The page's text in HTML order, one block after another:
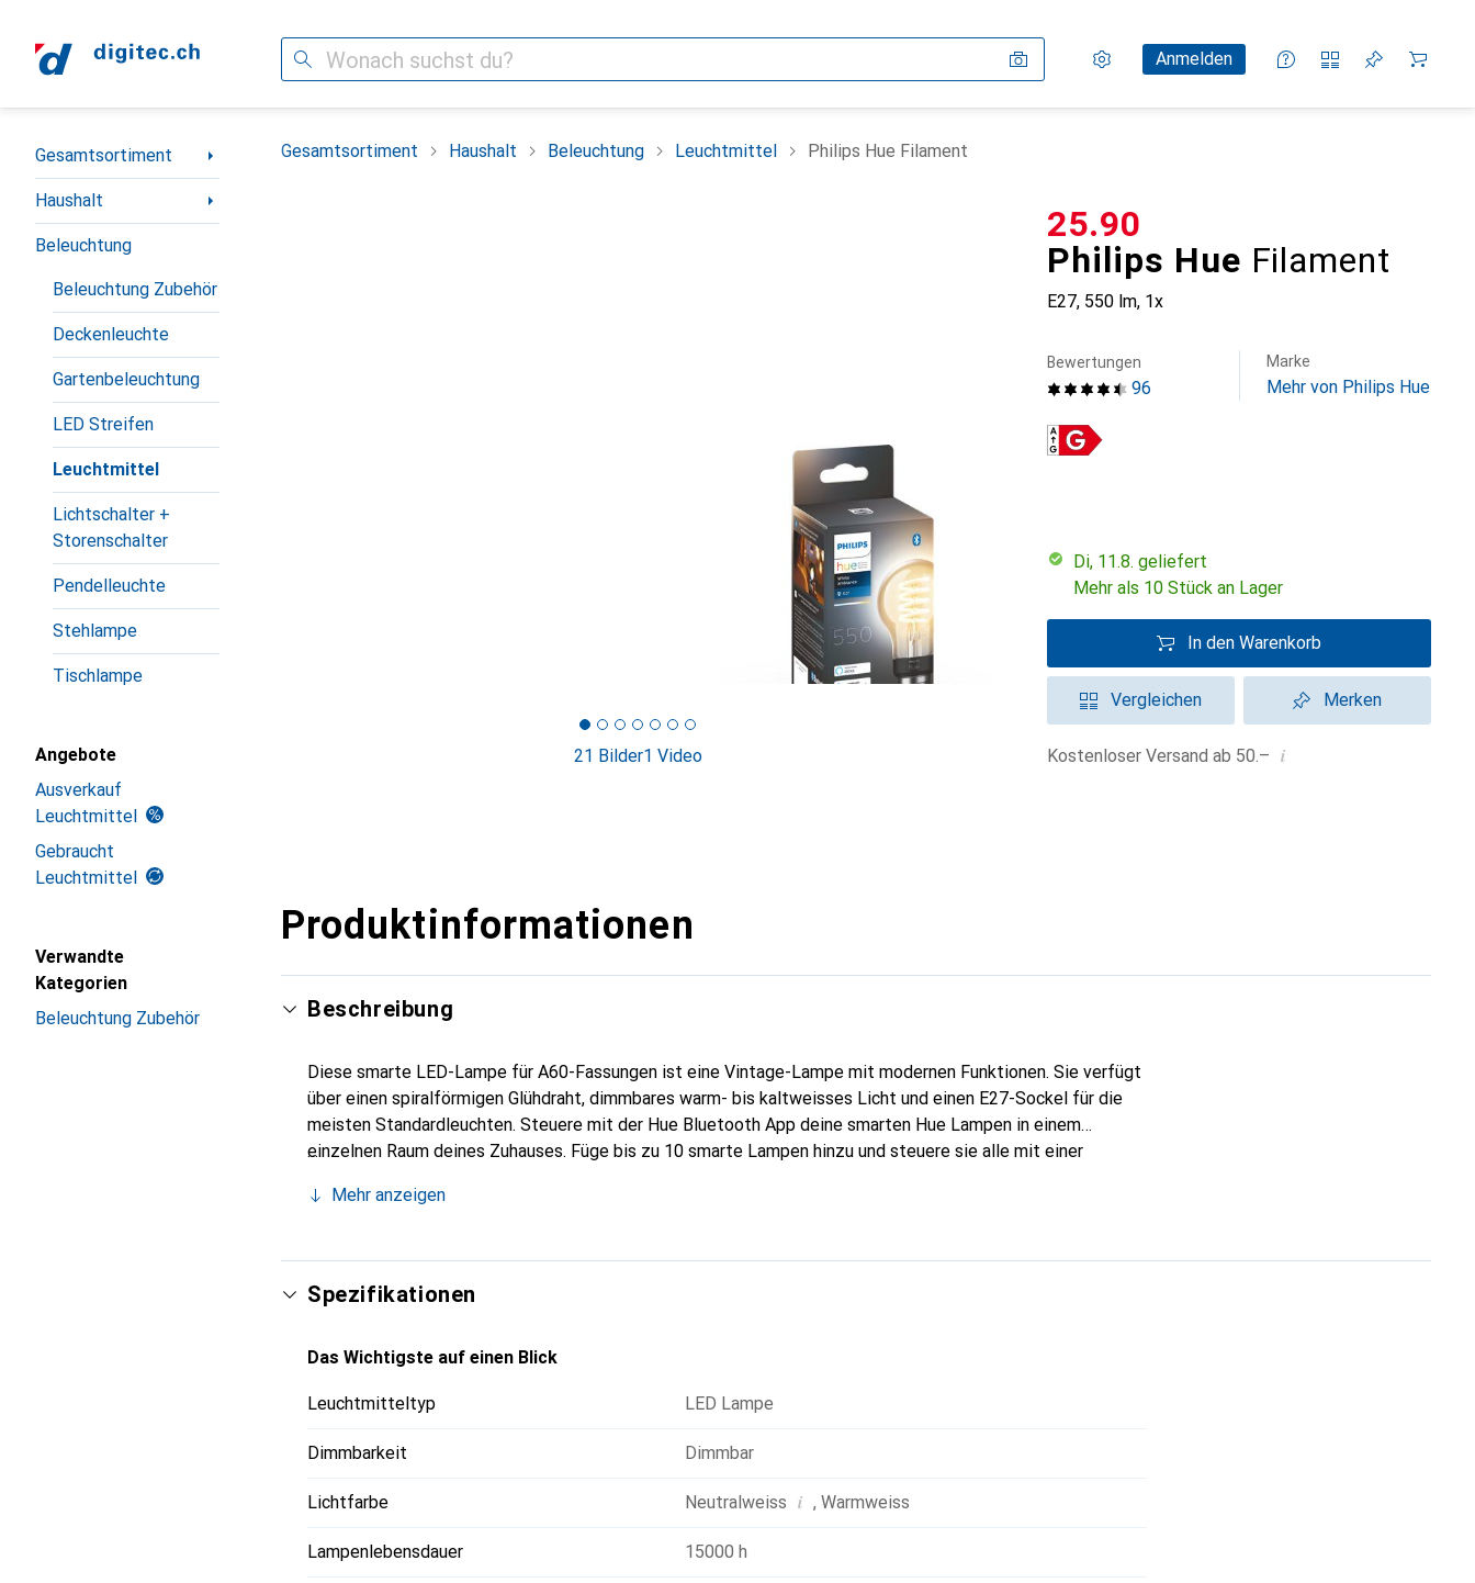
Suche Einstellungen
KundenkontoAnmelden
Vergleichslisten
Merklisten
Warenkorb
Navigation nach Kategorien
Gesamtsortiment
Haushalt
Beleuchtung
Beleuchtung Zubehör
Deckenleuchte
Gartenbeleuchtung
LED Streifen
Leuchtmittel
Lichtschalter +
Storenschalter
Pendelleuchte
Stehlampe
Tischlampe
Angebote
Ausverkauf
Leuchtmittel
Gebraucht
Leuchtmittel
Verwandte
Kategorien
Beleuchtung Zubehör
Gesamtsortiment Haushalt Beleuchtung Leuchtmittel Philips Hue Filament
21 Bilder1 Video
Philips Hue Filament
E27, 550 lm, 1x
CHF
25.90
96
Bewertungen Marke
Mehr von Philips Hue
Di, 11.8. geliefert
Mehr als 10 Stück an Lager
In den Warenkorb
Vergleichen Merken
Kostenloser Versand ab 50.– i
Produktinformationen
Beschreibung
Diese smarte LED-Lampe für A60-Fassungen ist eine Vintage-Lampe mit modernen Funktionen. Sie verfügt
über einen spiralförmigen Glühdraht, dimmbares warm- bis kaltweisses Licht und einen E27-Sockel für die
meisten Standardleuchten. Steuere mit der Hue Bluetooth App deine smarten Hue Lampen in einem
einzelnen Raum deines Zuhauses. Füge bis zu 10 smarte Lampen hinzu und steuere sie alle mit einer
Mehr anzeigen
Spezifikationen
Das Wichtigste auf einen Blick
Leuchtmitteltyp LED Lampe
Dimmbarkeit Dimmbar
Lichtfarbe Neutralweiss i , Warmweiss
Lampenlebensdauer 15000 h